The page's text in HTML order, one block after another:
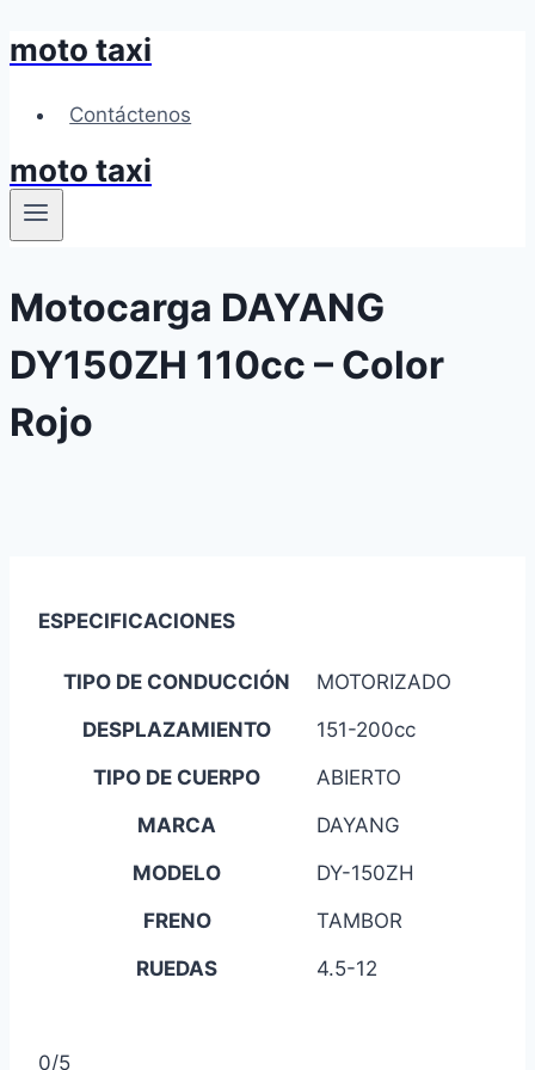
Skip
content
moto taxi
Contáctenos
moto taxi
Motocarga DAYANG
DY150ZH 110cc – Color
Rojo
ESPECIFICACIONES
TIPO DE CONDUCCIÓN
MOTORIZADO
DESPLAZAMIENTO
151-200cc
TIPO DE CUERPO
ABIERTO
MARCA
DAYANG
MODELO
DY-150ZH
FRENO
TAMBOR
RUEDAS
4.5-12
0/5